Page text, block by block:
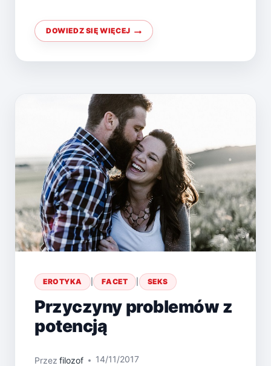
DOWIEDZ SIĘ WIĘCEJ
JAK
STWORZYĆ
5
ZWIĄZKU.
EROTYKA | FACET SEKS
Przyczyny problemów z
potencją
Przez filozof 14/11/2017